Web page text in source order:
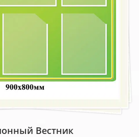
Вестник